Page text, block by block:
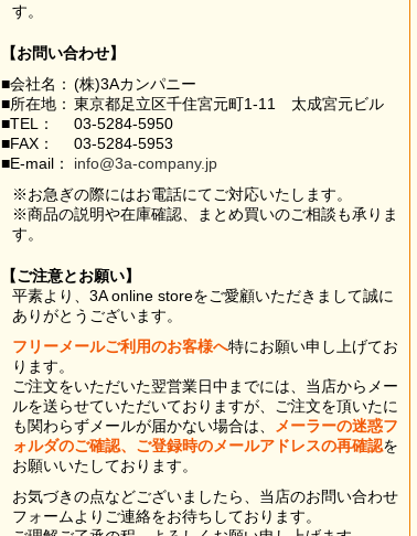
す。
【お問い合わせ】
■会社名： (株)3Aカンパニー
■所在地： 東京都足立区千住宮元町1-11 太成宮元ビル
■TEL：
03-5284-5950
■FAX：
03-5284-5953
■E-mail：
info@3a-company.jp
※お急ぎの際にはお電話にてご対応いたします。
※商品の説明や在庫確認、まとめ買いのご相談も承りま
す。
【ご注意とお願い】
平素より、3A online storeをご愛顧いただきまして誠に
ありがとうございます。
フリーメールご利用のお客様へ特にお願い申し上げてお
ります。
ご注文をいただいた翌営業日中までには、当店からメー
ルを送らせていただいておりますが、ご注文を頂いたに
も関わらずメールが届かない場合は、
メーラーの迷惑フ
ォルダのご確認、ご登録時のメールアドレスの再確認を
お願いいたしております。
お気づきの点などございましたら、当店のお問い合わせ
フォームよりご連絡をお待ちしております。